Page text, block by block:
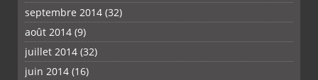
septembre 2014 (32)
août 2014 (9)
juillet 2014 (32)
juin 2014 (16)